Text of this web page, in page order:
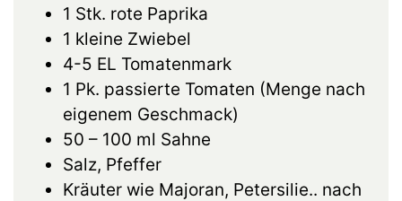
1 Stk. rote Paprika
1 kleine Zwiebel
4-5 EL Tomatenmark
1 Pk. passierte Tomaten (Menge nach
eigenem Geschmack)
50 – 100 ml Sahne
Salz, Pfeffer
Kräuter wie Majoran, Petersilie.. nach